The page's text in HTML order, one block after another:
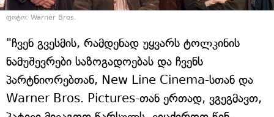
ფოტო: Warner Bros.
"ჩვენ გვესმის, რამდენად უყვარს ტოლკინის
ნამუშევრები საზოგადოებას და ჩვენს
პარტნიორებთან, New Line Cinema-სთან და
Warner Bros. Pictures-თან ერთად, ვგეგმავთ,